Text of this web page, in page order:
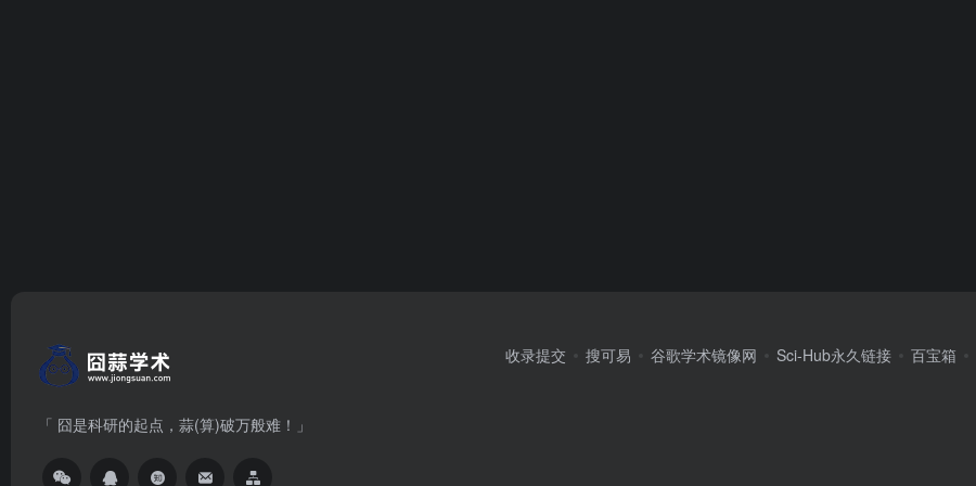
「 囧是科研的起点，蒜(算)破万般难！」
收录提交 搜可易 谷歌学术镜像网 Sci-Hub永久链接 百宝箱